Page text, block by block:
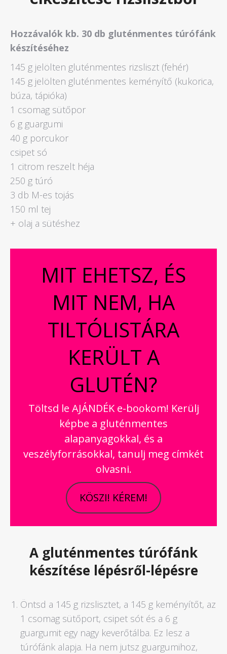
Hozzávalók kb. 30 db gluténmentes túrófánk
készítéséhez
145 g jelölten gluténmentes rizsliszt (fehér)
145 g jelölten gluténmentes keményítő (kukorica,
búza, tápióka)
1 csomag sütőpor
6 g guargumi
40 g porcukor
csipet só
1 citrom reszelt héja
250 g túró
3 db M-es tojás
150 ml tej
+ olaj a sütéshez
MIT EHETSZ, ÉS
MIT NEM, HA
TILTÓLISTÁRA
KERÜLT A
GLUTÉN?
Töltsd le AJÁNDÉK e-bookom! Kerülj
képbe a gluténmentes
alapanyagokkal, és a
veszélyforrásokkal, tanulj meg címkét
olvasni.
KÖSZI! KÉREM!
A gluténmentes túrófánk
készítése lépésről-lépésre
Öntsd a 145 g rizslisztet, a 145 g keményítőt, az
1 csomag sütőport, csipet sót és a 6 g
guargumit egy nagy keverőtálba. Ez lesz a
túrófánk alapja. Ha nem jutsz guargumihoz,